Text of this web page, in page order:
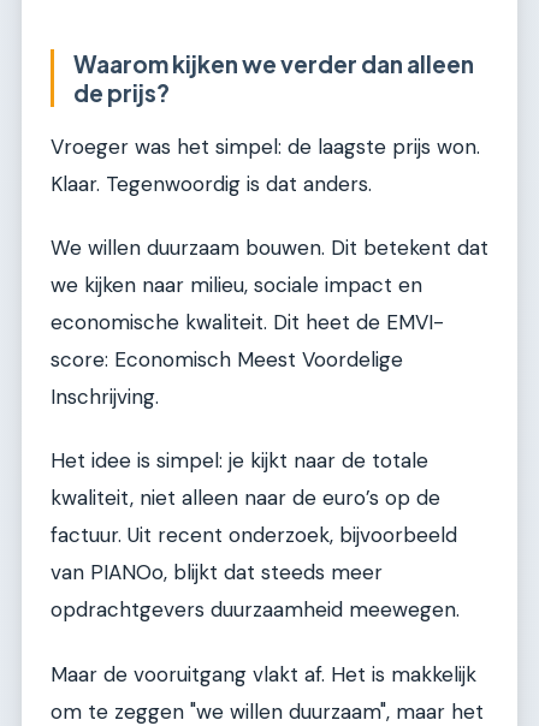
Waarom kijken we verder dan alleen
de prijs?
Vroeger was het simpel: de laagste prijs won.
Klaar. Tegenwoordig is dat anders.
We willen duurzaam bouwen. Dit betekent dat
we kijken naar milieu, sociale impact en
economische kwaliteit. Dit heet de EMVI-
score: Economisch Meest Voordelige
Inschrijving.
Het idee is simpel: je kijkt naar de totale
kwaliteit, niet alleen naar de euro’s op de
factuur. Uit recent onderzoek, bijvoorbeeld
van PIANOo, blijkt dat steeds meer
opdrachtgevers duurzaamheid meewegen.
Maar de vooruitgang vlakt af. Het is makkelijk
om te zeggen "we willen duurzaam", maar het